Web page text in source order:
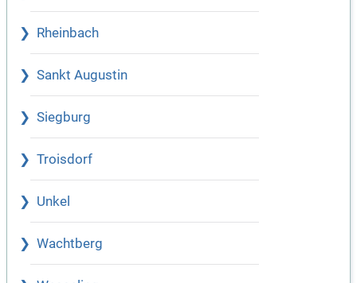
Rheinbach
Sankt Augustin
Siegburg
Troisdorf
Unkel
Wachtberg